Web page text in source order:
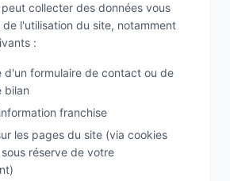
Bilan diététique
collecter des données vous
l'utilisation du site, notamment
:
d'un formulaire de contact ou de
bilan
franchise
les pages du site (via cookies
réserve de votre